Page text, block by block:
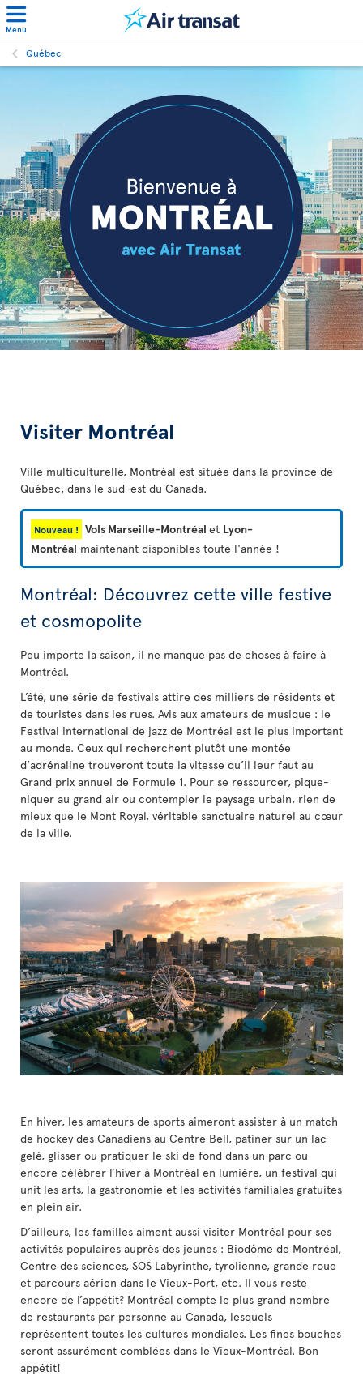
Menu
Québec
Visiter Montréal
Ville multiculturelle, Montréal est située dans la province de
Québec, dans le sud-est du Canada.
Nouveau ! Vols Marseille-Montréal et Lyon-
Montréal maintenant disponibles toute l'année !
Montréal: Découvrez cette ville festive
et cosmopolite
Peu importe la saison, il ne manque pas de choses à faire à
Montréal.
L’été, une série de festivals attire des milliers de résidents et
de touristes dans les rues. Avis aux amateurs de musique : le
Festival international de jazz de Montréal est le plus important
au monde. Ceux qui recherchent plutôt une montée
d’adrénaline trouveront toute la vitesse qu’il leur faut au
Grand prix annuel de Formule 1. Pour se ressourcer, pique-
niquer au grand air ou contempler le paysage urbain, rien de
mieux que le Mont Royal, véritable sanctuaire naturel au cœur
de la ville.
En hiver, les amateurs de sports aimeront assister à un match
de hockey des Canadiens au Centre Bell, patiner sur un lac
gelé, glisser ou pratiquer le ski de fond dans un parc ou
encore célébrer l’hiver à Montréal en lumière, un festival qui
unit les arts, la gastronomie et les activités familiales gratuites
en plein air.
D’ailleurs, les familles aiment aussi visiter Montréal pour ses
activités populaires auprès des jeunes : Biodôme de Montréal,
Centre des sciences, SOS Labyrinthe, tyrolienne, grande roue
et parcours aérien dans le Vieux-Port, etc. Il vous reste
encore de l’appétit? Montréal compte le plus grand nombre
de restaurants par personne au Canada, lesquels
représentent toutes les cultures mondiales. Les fines bouches
seront assurément comblées dans le Vieux-Montréal. Bon
appétit!